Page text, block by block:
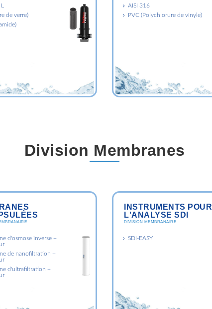
de verre)
AISI 316
PVC (Polychlorure de vinyle)
Division Membranes
d'osmose inverse +
de nanofiltration +
d'ultrafiltration +
INSTRUMENTS POUR
L'ANALYSE SDI
DIVISION MEMBRANAIRE
SDI-EASY